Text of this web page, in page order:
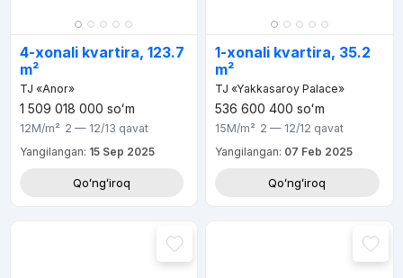
4-xonali kvartira, 123.7
m²
TJ «Anor»
1 509 018 000 soʻm
12M/m² 2 — 12/13 qavat
Yangilangan: 15 Sep 2025
Qoʻngʻiroq
1-xonali kvartira, 35.2
m²
TJ «Yakkasaroy Palace»
536 600 400 soʻm
15M/m² 2 — 12/12 qavat
Yangilangan: 07 Feb 2025
Qoʻngʻiroq